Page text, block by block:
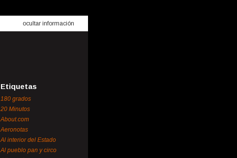
ocultar información
Etiquetas
180 grados
20 Minutos
About.com
Aeronotas
Al interior del Estado
Al pueblo pan y circo